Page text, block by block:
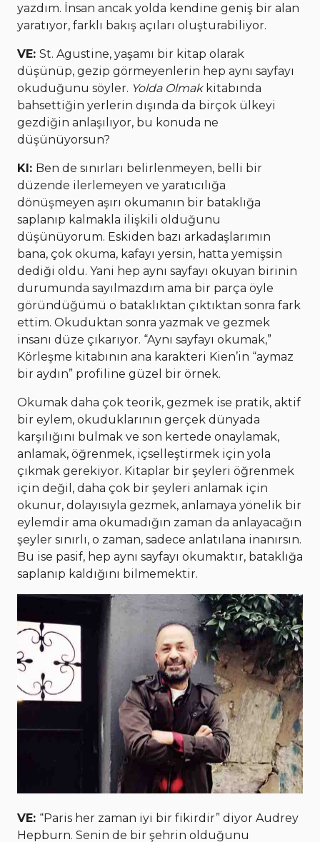
yazdım. İnsan ancak yolda kendine geniş bir alan
yaratıyor, farklı bakış açıları oluşturabiliyor.
VE: St. Agustine, yaşamı bir kitap olarak
düşünüp, gezip görmeyenlerin hep aynı sayfayı
okuduğunu söyler. Yolda Olmakkitabında
bahsettiğin yerlerin dışında da birçok ülkeyi
gezdiğin anlaşılıyor, bu konuda ne
düşünüyorsun?
KI: Ben de sınırları belirlenmeyen, belli bir
düzende ilerlemeyen ve yaratıcılığa
dönüşmeyen aşırı okumanın bir bataklığa
saplanıp kalmakla ilişkili olduğunu
düşünüyorum. Eskiden bazı arkadaşlarımın
bana, çok okuma, kafayı yersin, hatta yemişsin
dediği oldu. Yani hep aynı sayfayı okuyan birinin
durumunda sayılmazdım ama bir parça öyle
göründüğümü o bataklıktan çıktıktan sonra fark
ettim. Okuduktan sonra yazmak ve gezmek
insanı düze çıkarıyor. “Aynı sayfayı okumak,”
Körleşme kitabının ana karakteri Kien’in “aymaz
bir aydın” profiline güzel bir örnek.
Okumak daha çok teorik, gezmek ise pratik, aktif
bir eylem, okuduklarının gerçek dünyada
karşılığını bulmak ve son kertede onaylamak,
anlamak, öğrenmek, içselleştirmek için yola
çıkmak gerekiyor. Kitaplar bir şeyleri öğrenmek
için değil, daha çok bir şeyleri anlamak için
okunur, dolayısıyla gezmek, anlamaya yönelik bir
eylemdir ama okumadığın zaman da anlayacağın
şeyler sınırlı, o zaman, sadece anlatılana inanırsın.
Bu ise pasif, hep aynı sayfayı okumaktır, bataklığa
saplanıp kaldığını bilmemektir.
VE: “Paris her zaman iyi bir fikirdir” diyor Audrey
Hepburn. Senin de bir şehrin olduğunu